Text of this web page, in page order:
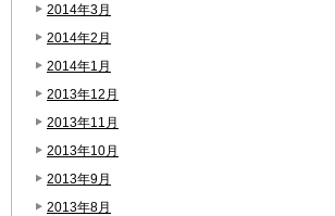
2014年3月
2014年2月
2014年1月
2013年12月
2013年11月
2013年10月
2013年9月
2013年8月